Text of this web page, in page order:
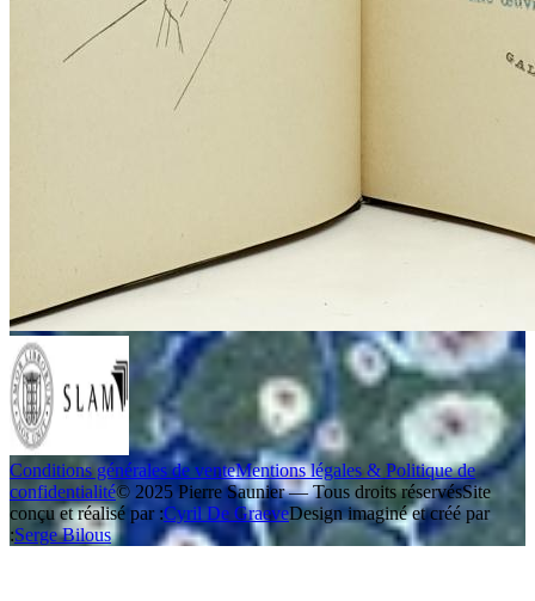
Conditions générales de venteMentions légales & Politique de
confidentialité© 2025 Pierre Saunier — Tous droits réservésSite
conçu et réalisé par :Cyril De GraeveDesign imaginé et créé par
:Serge Bilous